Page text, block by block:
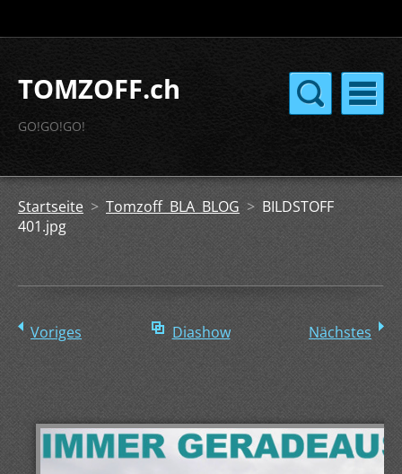
TOMZOFF.ch
GO!GO!GO!
Startseite > Tomzoff BLA BLOG > BILDSTOFF
401.jpg
Voriges Diashow Nächstes